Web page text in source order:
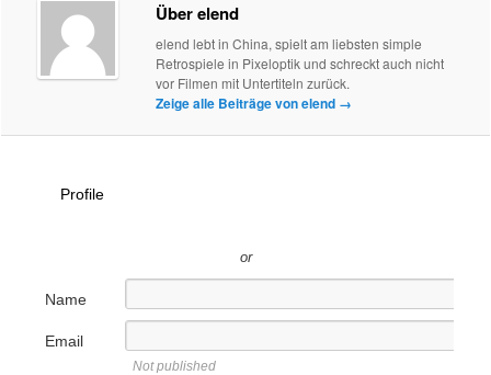
Über elend
elend lebt in China, spielt am liebsten simple
Retrospiele in Pixeloptik und schreckt auch nicht
vor Filmen mit Untertiteln zurück.
Zeige alle Beiträge von elend →
Profile
or
Name
Email
Not published